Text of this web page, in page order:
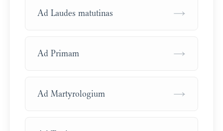
Ad Laudes matutinas →
Ad Primam →
Ad Martyrologium →